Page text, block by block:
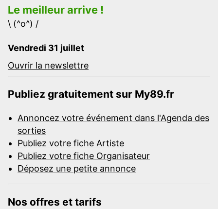
Le meilleur arrive !
\ (^o^) /
Vendredi 31 juillet
Ouvrir la newslettre
Publiez gratuitement sur My89.fr
Annoncez votre événement dans l'Agenda des
sorties
Publiez votre fiche Artiste
Publiez votre fiche Organisateur
Déposez une petite annonce
Nos offres et tarifs